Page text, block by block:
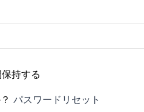
持する
パスワードリセット